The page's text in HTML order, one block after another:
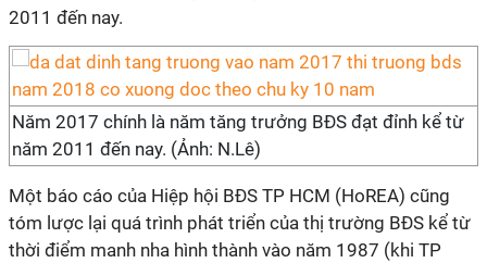
2011 đến nay.
Năm 2017 chính là năm tăng trưởng BĐS đạt đỉnh kể từ
năm 2011 đến nay. (Ảnh: N.Lê)
Một báo cáo của Hiệp hội BĐS TP HCM (HoREA) cũng
tóm lược lại quá trình phát triển của thị trường BĐS kể từ
thời điểm manh nha hình thành vào năm 1987 (khi TP